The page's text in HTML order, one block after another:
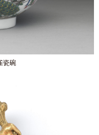
瓷碗